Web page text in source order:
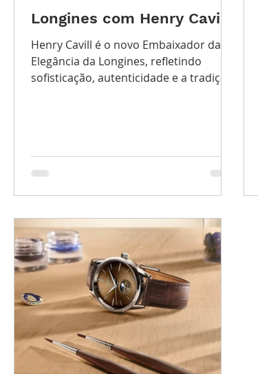
Longines com Henry Cavill
Henry Cavill é o novo Embaixador da
Elegância da Longines, refletindo
sofisticação, autenticidade e a tradição